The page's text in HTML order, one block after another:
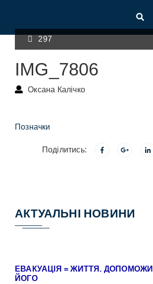
297
IMG_7806
Оксана Калічко
Позначки
Поділитись:
АКТУАЛЬНІ НОВИНИ
ЕВАКУАЦІЯ = ЖИТТЯ.
ЙОГО